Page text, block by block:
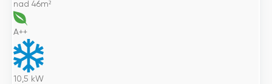
nad 46m²
A++
10,5 kW